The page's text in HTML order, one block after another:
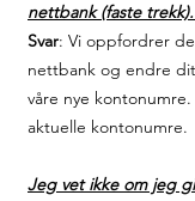
nettbank (faste
Svar: Vi oppfordrer
nettbank og endre
våre nye
aktuelle kontonumre.
Jeg vet ikke om jeg